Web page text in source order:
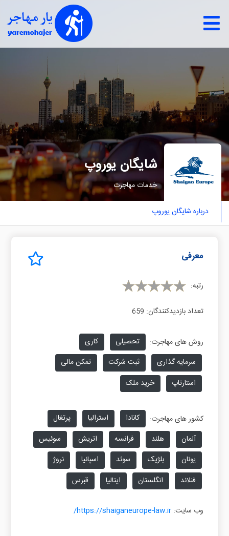
شایگان یوروپ
خدمات مهاجرت
درباره شایگان یوروپ
معرفی
رتبه:
تعداد بازدیدکنندگان: 659
روش های مهاجرت: تحصیلی
کاری
سرمایه گذاری
ثبت شرکت
تمکن مالی
استارتاپ
خرید ملک
کشور های مهاجرت: کانادا استرالیا
پرتغال
آلمان
هلند فرانسه اتریش
سوئیس
یونان
بلژیک سوئد اسپانیا
نروژ
فنلاند
انگلستان ایتالیا قبرس
وب سایت: https://shaiganeurope-law.ir/